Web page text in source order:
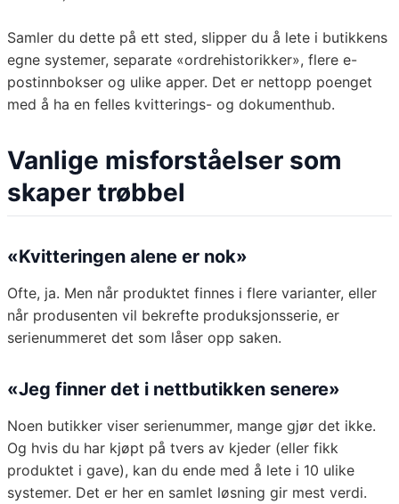
Samler du dette på ett sted, slipper du å lete i butikkens
egne systemer, separate «ordrehistorikker», flere e-
postinnbokser og ulike apper. Det er nettopp poenget
med å ha en felles kvitterings- og dokumenthub.
Vanlige misforståelser som
skaper trøbbel
«Kvitteringen alene er nok»
Ofte, ja. Men når produktet finnes i flere varianter, eller
når produsenten vil bekrefte produksjonsserie, er
serienummeret det som låser opp saken.
«Jeg finner det i nettbutikken senere»
Noen butikker viser serienummer, mange gjør det ikke.
Og hvis du har kjøpt på tvers av kjeder (eller fikk
produktet i gave), kan du ende med å lete i 10 ulike
systemer. Det er her en samlet løsning gir mest verdi.